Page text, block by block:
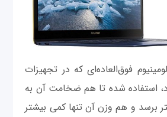
فوق‌العاده‌ای که در تجهیزات
استفاده شده تا هم ضخامت آن به
سانتی‌متر برسد و هم وزن آن تنها کمی بیشتر